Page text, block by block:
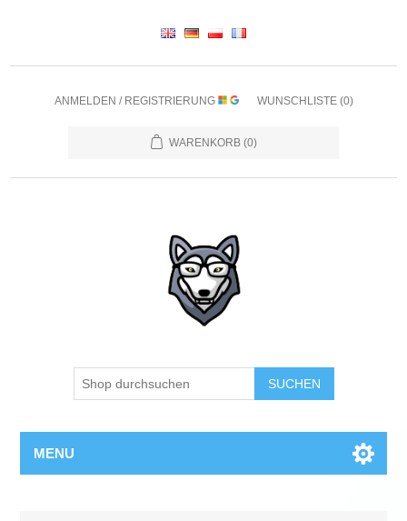
ANMELDEN / REGISTRIERUNG WUNSCHLISTE (0)
WARENKORB (0)
SUCHEN
MENU